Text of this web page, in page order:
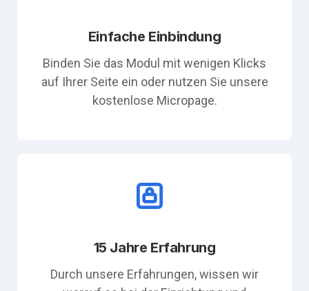
Einfache Einbindung
Binden Sie das Modul mit wenigen Klicks
auf Ihrer Seite ein oder nutzen Sie unsere
kostenlose Micropage.
15 Jahre Erfahrung
Durch unsere Erfahrungen, wissen wir